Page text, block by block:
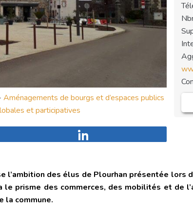
Aménagements de bourgs et d’espaces publics
et participatives
des élus de Plourhan présentée lors
le prisme des commerces, des mobilités et de
la commune.